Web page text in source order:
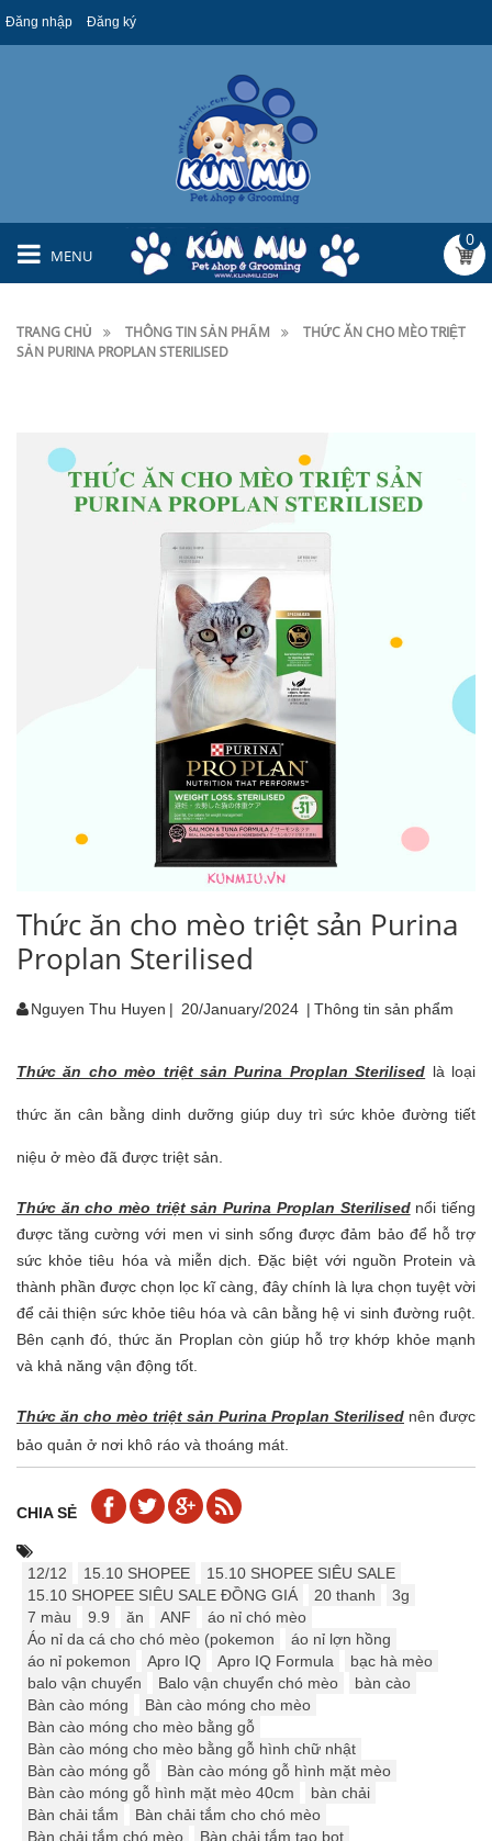
Đăng nhập Đăng ký
MENU
0
TRANG CHỦ THÔNG TIN SẢN PHẨM
THỨC ĂN CHO MÈO TRIỆT
SẢN PURINA PROPLAN STERILISED
Thức ăn cho mèo triệt sản Purina
Proplan Sterilised
Nguyen Thu Huyen | 20/January/2024 | Thông tin sản phẩm
Thức ăn cho mèo triệt sản Purina Proplan Sterilised là loại
thức ăn cân bằng dinh dưỡng giúp duy trì sức khỏe đường tiết
niệu ở mèo đã được triệt sản.
Thức ăn cho mèo triệt sản Purina Proplan Sterilisednổi tiếng
được tăng cường với men vi sinh sống được đảm bảo để hỗ trợ
sức khỏe tiêu hóa và miễn dịch. Đặc biệt với nguồn Protein và
thành phần được chọn lọc kĩ càng, đây chính là lựa chọn tuyệt vời
để cải thiện sức khỏe tiêu hóa và cân bằng hệ vi sinh đường ruột.
Bên cạnh đó, thức ăn Proplan còn giúp hỗ trợ khớp khỏe mạnh
và khả năng vận động tốt.
Thức ăn cho mèo triệt sản Purina Proplan Sterilised nên được
bảo quản ở nơi khô ráo và thoáng mát.
CHIA SẺ
12/12 15.10 SHOPEE
15.10 SHOPEE SIÊU SALE
15.10 SHOPEE SIÊU SALE ĐỒNG GIÁ
20 thanh
3g
7 màu
9.9 ăn ANF
áo nỉ chó mèo
Áo nỉ da cá cho chó mèo (pokemon
áo nỉ lợn hồng
áo nỉ pokemon
Apro IQ Apro IQ Formula
bạc hà mèo
balo vận chuyển
Balo vận chuyển chó mèo
bàn cào
Bàn cào móng
Bàn cào móng cho mèo
Bàn cào móng cho mèo bằng gỗ
Bàn cào móng cho mèo bằng gỗ hình chữ nhật
Bàn cào móng gỗ
Bàn cào móng gỗ hình mặt mèo
Bàn cào móng gỗ hình mặt mèo 40cm
bàn chải
Bàn chải tắm
Bàn chải tắm cho chó mèo
Bàn chải tắm chó mèo
Bàn chải tắm tạo bọt